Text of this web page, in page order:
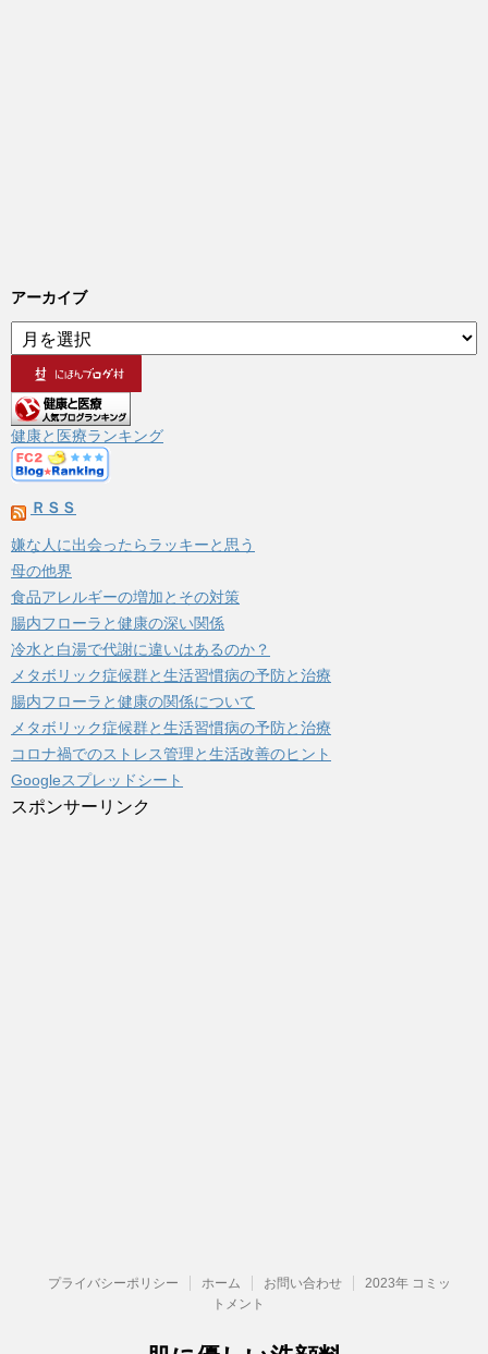
アーカイブ
ア
ー
イ
ブ
健康と医療ランキング
ＲＳＳ
嫌な人に出会ったらラッキーと思う
母の他界
食品アレルギーの増加とその対策
腸内フローラと健康の深い関係
冷水と白湯で代謝に違いはあるのか？
メタボリック症候群と生活習慣病の予防と治療
腸内フローラと健康の関係について
メタボリック症候群と生活習慣病の予防と治療
コロナ禍でのストレス管理と生活改善のヒント
Googleスプレッドシート
スポンサーリンク
プライバシーポリシー ホーム お問い合わせ
2023年 コミッ
トメント